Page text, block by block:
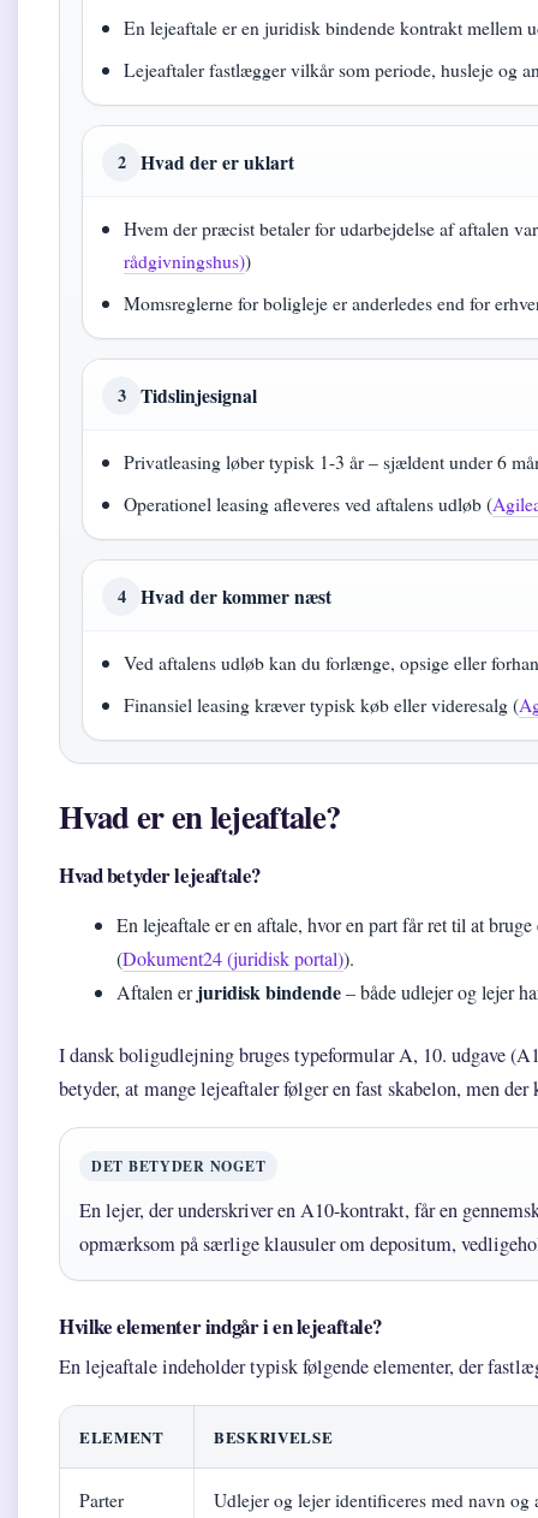
En lejeaftale er en juridisk bindende kontrakt mellem
Lejeaftaler fastlægger vilkår som periode, husleje og
2 Hvad der er uklart
Hvem der præcist betaler for udarbejdelse af aftalen
rådgivningshus))
Momsreglerne for boligleje er anderledes end for
3 Tidslinjesignal
Privatleasing løber typisk 1-3 år – sjældent under 6
Operationel leasing afleveres ved aftalens udløb (
4 Hvad der kommer næst
Ved aftalens udløb kan du forlænge, opsige eller
Finansiel leasing kræver typisk køb eller videresalg (
Hvad er en lejeaftale?
Hvad betyder lejeaftale?
En lejeaftale er en aftale, hvor en part får ret til at
(Dokument24 (juridisk portal)).
Aftalen erjuridisk bindende– både udlejer og lejer
I dansk boligudlejning bruges typeformular A, 10. udgave
betyder, at mange lejeaftaler følger en fast skabelon, men
DET BETYDER NOGET
En lejer, der underskriver en A10-kontrakt, får en
opmærksom på særlige klausuler om depositum,
Hvilke elementer indgår i en lejeaftale?
En lejeaftale indeholder typisk følgende elementer, der
ELEMENT BESKRIVELSE
Parter Udlejer og lejer identificeres med navn og